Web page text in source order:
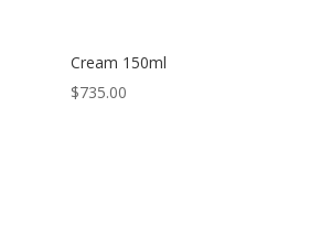
Cream 150ml
$735.00